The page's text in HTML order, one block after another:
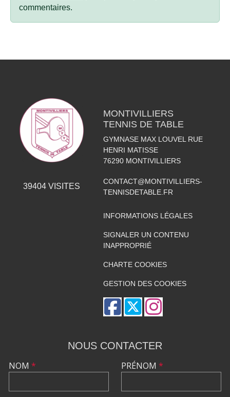
commentaires.
39404VISITES
MONTIVILLIERS
TENNIS DE TABLE
GYMNASE MAX LOUVEL RUE
HENRI MATISSE
76290 MONTIVILLIERS
CONTACT@MONTIVILLIERS-
TENNISDETABLE.FR
INFORMATIONS LÉGALES
SIGNALER UN CONTENU
INAPPROPRIÉ
CHARTE COOKIES
GESTION DES COOKIES
NOUS CONTACTER
NOM * PRÉNOM *